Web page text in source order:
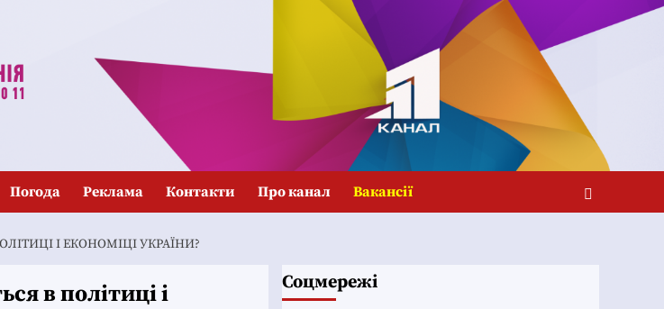
Погода Реклама Контакти Про канал Вакансії
І ЕКОНОМІЦІ УКРАЇНИ?
в політиці і
Соцмережі